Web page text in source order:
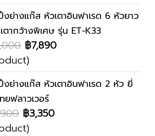
งย่างแก๊ส หัวเตาอินฟาเรด 6 หัวยาว
ตากว้างพิเศษ รุ่น ET-K33
฿7,890
งย่างแก๊ส หัวเตาอินฟาเรด 2 หัว ยี่
ยฟลาวเวอร์
฿3,350